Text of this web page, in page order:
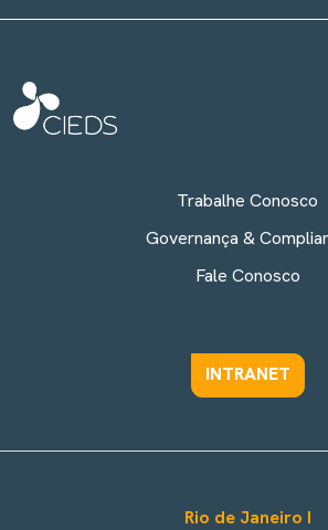
Trabalhe Conosco
Governança &
Fale Conosco
INTRANET
Rio de Janeiro I